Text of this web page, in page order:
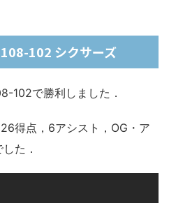
102 シクサーズ
102で勝利しました．
得点，6アシスト，OG・ア
た．